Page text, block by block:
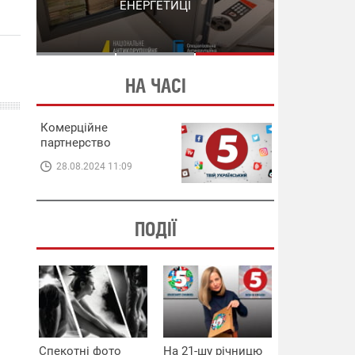
СХЕМИ В ЕНЕРГЕТИЦІ
ЕНЕРГЕТИЦІ
НА ЧАСІ
Комерційне
партнерство
28.08.2024 11:09
ПОДІЇ
Спекотні фото
На 21-шу річницю